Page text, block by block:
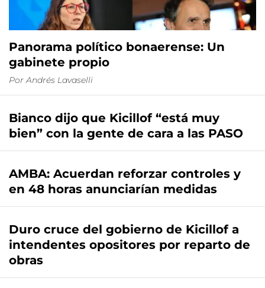
Panorama político bonaerense: Un
gabinete propio
Por Andrés Lavaselli
Bianco dijo que Kicillof “está muy
bien” con la gente de cara a las PASO
AMBA: Acuerdan reforzar controles y
en 48 horas anunciarían medidas
Duro cruce del gobierno de Kicillof a
intendentes opositores por reparto de
obras